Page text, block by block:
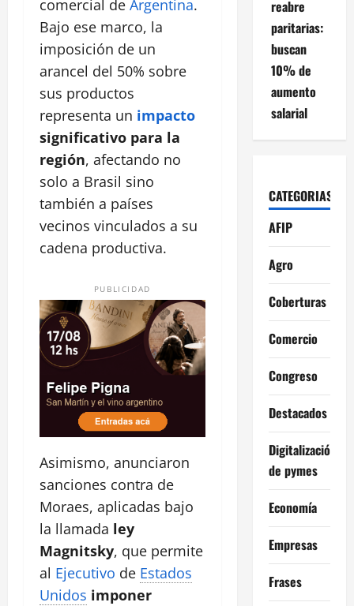
comercial de Argentina.
Bajo ese marco, la
imposición de un
arancel del 50% sobre
sus productos
representa un impacto
significativo para la
región, afectando no
solo a Brasil sino
también a países
vecinos vinculados a su
cadena productiva.
PUBLICIDAD
Asimismo, anunciaron
sanciones contra de
Moraes, aplicadas bajo
la llamada ley
Magnitsky, que permite
al Ejecutivo de Estados
Unidos imponer
reabre
paritarias:
buscan
10% de
aumento
salarial
CATEGORIAS
AFIP
Agro
Coberturas
Comercio
Congreso
Destacados
Digitalización
de pymes
Economía
Empresas
Frases